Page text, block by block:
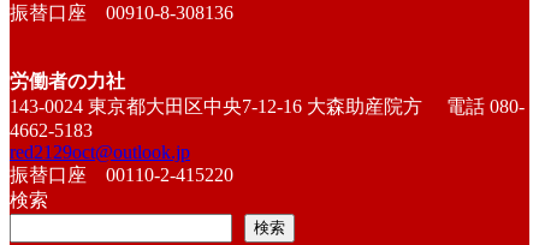
振替口座 00910-8-308136
労働者の力社
143-0024 東京都大田区中央7-12-16 大森助産院方 電話 080-
4662-5183
red2129oct@outlook.jp
振替口座 00110-2-415220
検索
検索